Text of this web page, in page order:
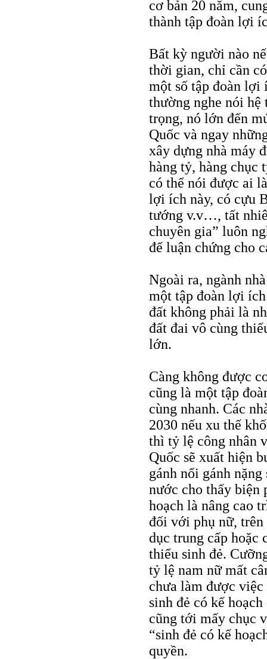
cơ bản 20 năm,
thành tập đoàn lợi
Bất kỳ người nào
thời gian, chỉ cần
một số tập đoàn lợi
thường nghe nói
trọng, nó lớn đến
Quốc và ngay
xây dựng nhà máy
hàng tỷ, hàng chục
có thể nói được ai
lợi ích này, có cựu
tướng v.v…, tất
chuyên gia” luôn
để luận chứng cho
Ngoài ra, ngành
một tập đoàn lợi
đất không phải là
đất đai vô cùng
lớn.
Càng không được
cũng là một tập
cùng nhanh. Các
2030 nếu xu thế
thì tỷ lệ công nhân
Quốc sẽ xuất hiện
gánh nổi gánh
nước cho thấy biện
hoạch là nâng cao
đối với phụ nữ,
dục trung cấp hoặc
thiểu sinh đẻ.
tỷ lệ nam nữ mất
chưa làm được
sinh đẻ có kế
cũng tới mấy chục
“sinh đẻ có kế
quyền.